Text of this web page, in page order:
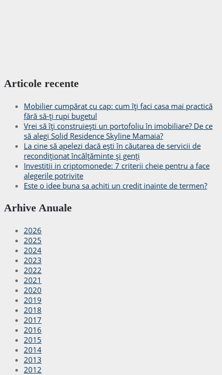
Articole recente
Mobilier cumpărat cu cap: cum îți faci casa mai practică
fără să-ți rupi bugetul
Vrei să îți construiești un portofoliu în imobiliare? De ce
să alegi Solid Residence Skyline Mamaia?
La cine să apelezi dacă ești în căutarea de servicii de
recondiționat încălțăminte și genți
Investitii in criptomonede: 7 criterii cheie pentru a face
alegerile potrivite
Este o idee buna sa achiti un credit inainte de termen?
Arhive Anuale
2026
2025
2024
2023
2022
2021
2020
2019
2018
2017
2016
2015
2014
2013
2012